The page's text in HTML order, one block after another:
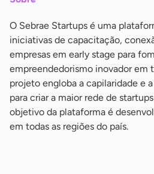
O Sebrae Startups é uma
iniciativas de capacitação,
empresas em early stage para
empreendedorismo inovador em
projeto engloba a capilaridade e
para criar a maior rede de
objetivo da plataforma é
em todas as regiões do país.